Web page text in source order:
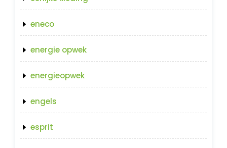
eneco
energie opwek
energieopwek
engels
esprit